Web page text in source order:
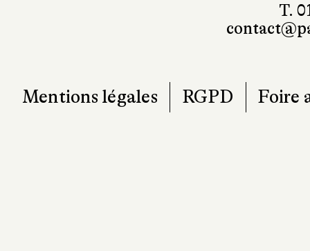
T.
Mentions légales RGPD Foire